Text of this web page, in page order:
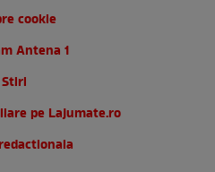
cookie
Antena 1
Stiri
pe Lajumate.ro